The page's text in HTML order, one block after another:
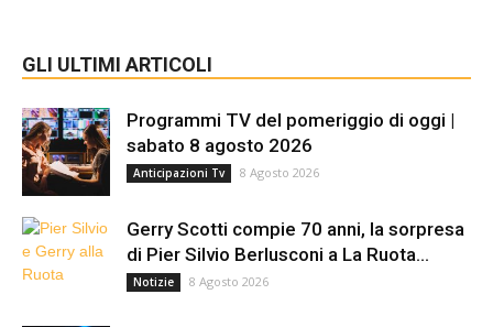
GLI ULTIMI ARTICOLI
Programmi TV del pomeriggio di oggi |
sabato 8 agosto 2026
Anticipazioni Tv 8 Agosto 2026
Gerry Scotti compie 70 anni, la sorpresa
di Pier Silvio Berlusconi a La Ruota...
Notizie 8 Agosto 2026